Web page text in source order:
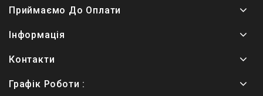
Приймаємо До Оплати
Інформація
Контакти
Графік Роботи :